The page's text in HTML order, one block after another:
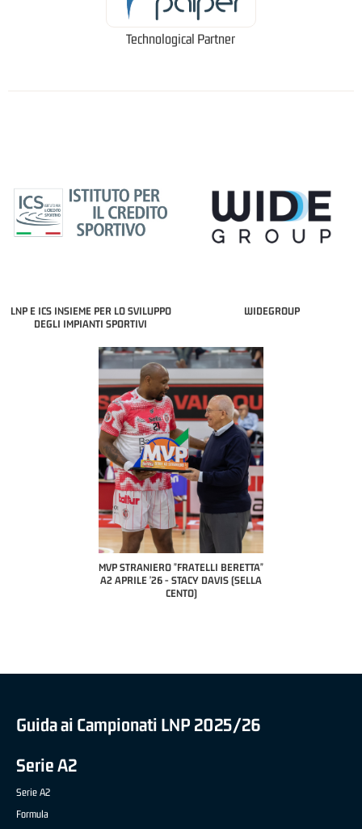
Technological Partner
LNP E ICS INSIEME PER LO SVILUPPO
DEGLI IMPIANTI SPORTIVI
WIDEGROUP
MVP "FRATELLI BERETTA" SAMUEL
DILAS B NAZIONALE APRILE '26 -
MARCO RESTELLI (TAV TREVIGLIO
Guida ai Campionati LNP 2025/26
Serie A2
Serie A2
Formula